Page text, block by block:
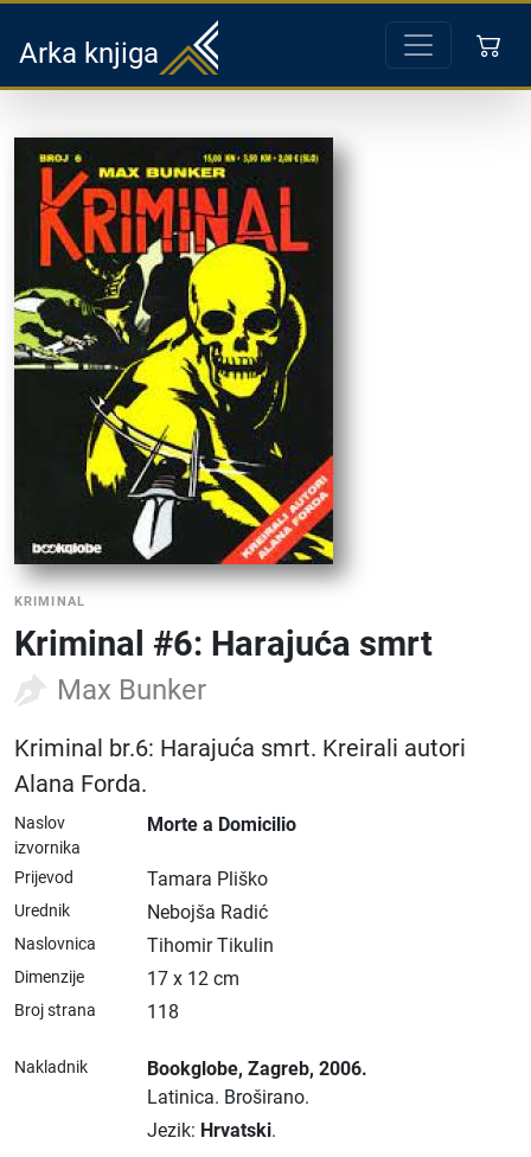
Arka knjiga
KRIMINAL
Kriminal #6: Harajuća smrt
Max Bunker
Kriminal br.6: Harajuća smrt. Kreirali autori
Alana Forda.
Naslov
izvornika
Morte a Domicilio
Prijevod Tamara Pliško
Urednik Nebojša Radić
Naslovnica Tihomir Tikulin
Dimenzije 17 x 12 cm
Broj strana 118
Nakladnik Bookglobe, Zagreb, 2006.
Latinica. Broširano.
Jezik: Hrvatski.